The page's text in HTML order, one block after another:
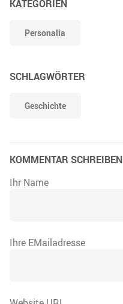
KATEGORIEN
Personalia
SCHLAGWÖRTER
Geschichte
KOMMENTAR SCHREIBEN
Ihr Name
Ihre EMailadresse